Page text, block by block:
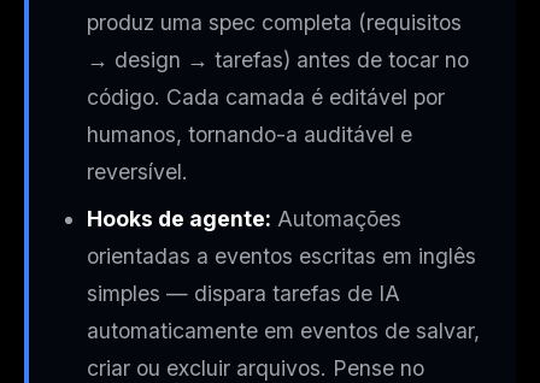
produz uma spec completa (requisitos
→ design → tarefas) antes de tocar no
código. Cada camada é editável por
humanos, tornando-a auditável e
reversível.
Hooks de agente: Automações
orientadas a eventos escritas em inglês
simples — dispara tarefas de IA
automaticamente em eventos de salvar,
criar ou excluir arquivos. Pense no